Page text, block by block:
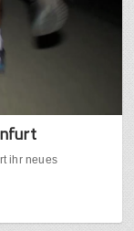
ihr neues